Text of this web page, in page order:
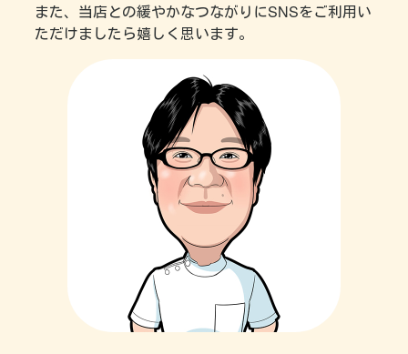
また、当店との緩やかなつながりにSNSをご利用い
ただけましたら嬉しく思います。